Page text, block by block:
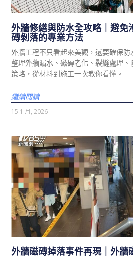
外牆修繕與防水全攻略｜避免
磚剝落的專業方法
外牆工程不只看起來美觀，還要確保
整理外牆漏水、磁磚老化、裂縫處理
策略，從材料到施工一次教你看懂。
繼續閱讀
15 1 月, 2026
外牆磁磚掉落事件再現｜外牆